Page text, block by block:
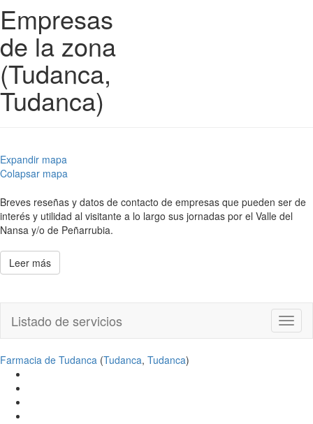
Empresas
de la zona
(Tudanca,
Tudanca)
Expandir mapa
Colapsar mapa
Breves reseñas y datos de contacto de empresas que pueden ser de
interés y utilidad al visitante a lo largo sus jornadas por el Valle del
Nansa y/o de Peñarrubia.
Leer más
Listado de servicios
Farmacia de Tudanca (Tudanca, Tudanca)